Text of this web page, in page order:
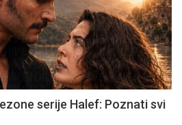
serije Halef: Poznati svi